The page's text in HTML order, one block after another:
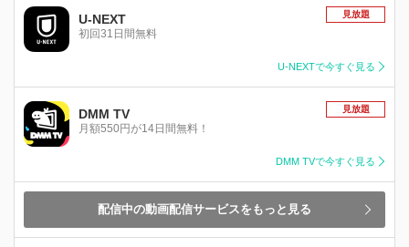
U-NEXT
初回31日間無料
見放題
U-NEXTで今すぐ見る
DMM TV
月額550円が14日間無料！
見放題
DMM TVで今すぐ見る
配信中の動画配信サービスをもっと見る